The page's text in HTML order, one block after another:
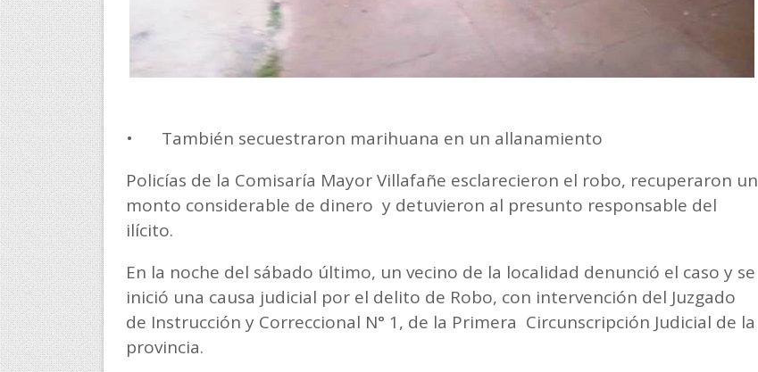
•
También secuestraron marihuana en un allanamiento
Policías de la Comisaría Mayor Villafañe esclarecieron el robo, recuperaron un
monto considerable de dinero y detuvieron al presunto responsable del
ilícito.
En la noche del sábado último, un vecino de la localidad denunció el caso y se
inició una causa judicial por el delito de Robo, con intervención del Juzgado
de Instrucción y Correccional N° 1, de la Primera Circunscripción Judicial de la
provincia.